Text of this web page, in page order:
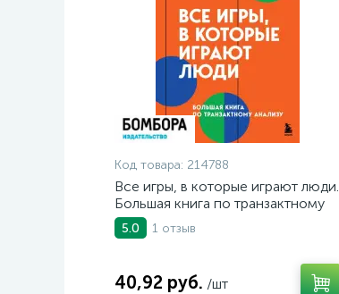
Код товара: 214788
Все игры, в которые играют люди.
Большая книга по транзактному
анализу
5.0 1 отзыв
40,92 руб. /шт